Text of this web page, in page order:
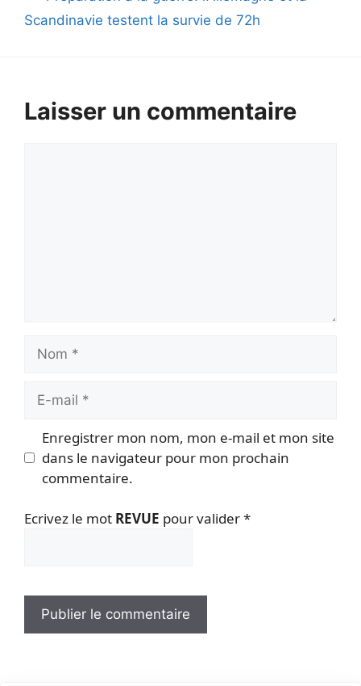
Scandinavie testent la survie de 72h
Laisser un commentaire
mail
Enregistrer mon nom, mon e-mail et mon site
dans le navigateur pour mon prochain
commentaire.
Ecrivez le mot REVUE pour valider*